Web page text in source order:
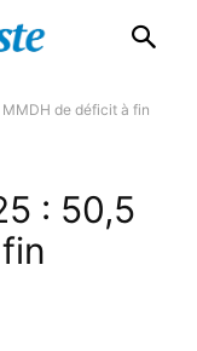
de déficit à fin
: 50,5